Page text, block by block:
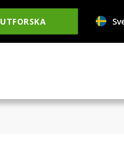
UTFORSKA